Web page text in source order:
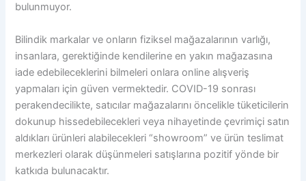
bulunmuyor.
Bilindik markalar ve onların fiziksel mağazalarının varlığı,
insanlara, gerektiğinde kendilerine en yakın mağazasına
iade edebileceklerini bilmeleri onlara online alışveriş
yapmaları için güven vermektedir. COVID-19 sonrası
perakendecilikte, satıcılar mağazalarını öncelikle tüketicilerin
dokunup hissedebilecekleri veya nihayetinde çevrimiçi satın
aldıkları ürünleri alabilecekleri “showroom” ve ürün teslimat
merkezleri olarak düşünmeleri satışlarına pozitif yönde bir
katkıda bulunacaktır.